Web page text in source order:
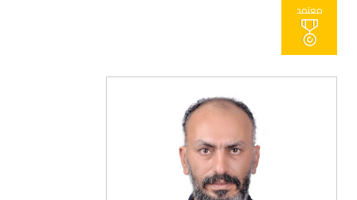
معتمد